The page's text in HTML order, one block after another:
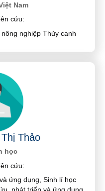
Nam
cứu:
nghiệp Thủy canh
Thảo
học
cứu:
ứng dụng, Sinh lí học